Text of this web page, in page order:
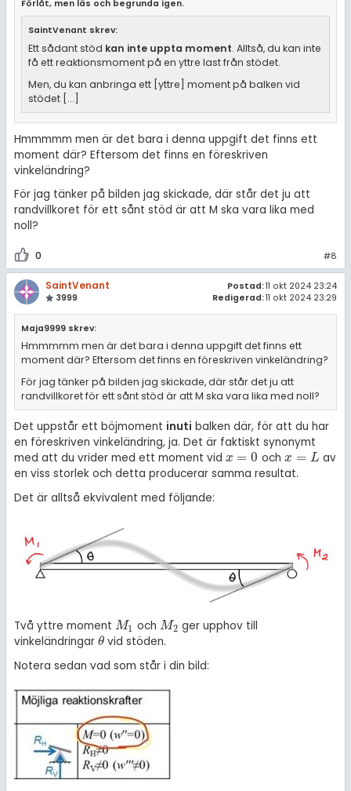
Förlåt, men läs och begrunda igen.
SaintVenant skrev:
Ett sådant stöd kan inte uppta moment. Alltså, du kan inte
få ett reaktionsmoment på en yttre last från stödet.
Men, du kan anbringa ett [yttre] moment på balken vid
stödet [...]
Hmmmmm men är det bara i denna uppgift det finns ett
moment där? Eftersom det finns en föreskriven
vinkeländring?
För jag tänker på bilden jag skickade, där står det ju att
randvillkoret för ett sånt stöd är att M ska vara lika med
noll?
0 #8
SaintVenant
3999
Postad:11 okt 2024 23:24
Redigerad:11 okt 2024 23:29
Maja9999 skrev:
Hmmmmm men är det bara i denna uppgift det finns ett
moment där? Eftersom det finns en föreskriven vinkeländring?
För jag tänker på bilden jag skickade, där står det ju att
randvillkoret för ett sånt stöd är att M ska vara lika med noll?
Det uppstår ett böjmoment inuti balken där, för att du har
en föreskriven vinkeländring, ja. Det är faktiskt synonymt
med att du vrider med ett moment vid x = 0
x=0 ochx = L
x=L
av
en viss storlek och detta producerar samma resultat.
Det är alltså ekvivalent med följande:
Två yttre moment M1
M1 ochM2
M2 ger upphov till
vinkeländringar θ
θvid stöden.
Notera sedan vad som står i din bild: